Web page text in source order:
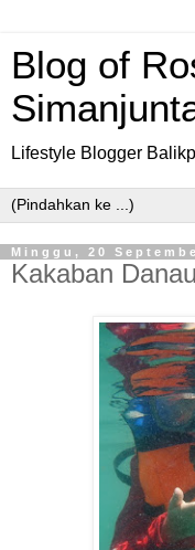
Blog of
Lifestyle Blogger
Minggu, 20
Kakaban